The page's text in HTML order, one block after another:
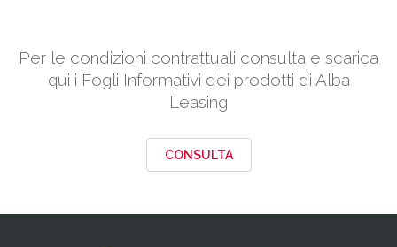
Per le condizioni contrattuali consulta e scarica
qui i Fogli Informativi dei prodotti di Alba
Leasing
CONSULTA